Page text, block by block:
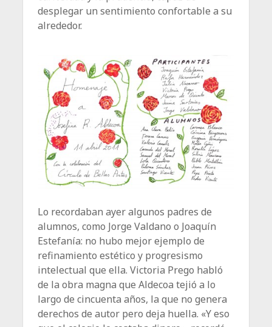
desplegar un sentimiento confortable a su
alrededor.
Lo recordaban ayer algunos padres de
alumnos, como Jorge Valdano o Joaquín
Estefanía: no hubo mejor ejemplo de
refinamiento estético y progresismo
intelectual que ella. Victoria Prego habló
de la obra magna que Aldecoa tejió a lo
largo de cincuenta años, la que no genera
derechos de autor pero deja huella. «Y eso